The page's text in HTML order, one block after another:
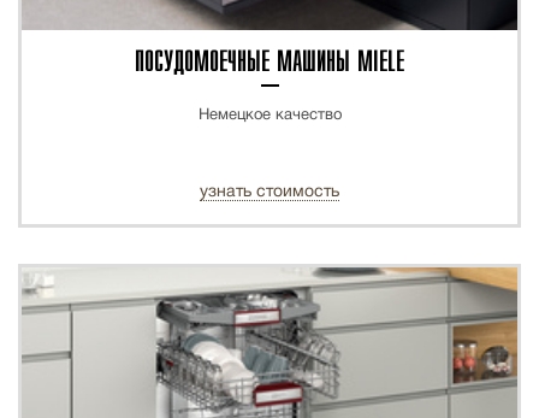
ПОСУДОМОЕЧНЫЕ МАШИНЫ MIELE
Немецкое качество
узнать стоимость